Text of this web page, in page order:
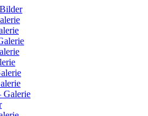
Galerie